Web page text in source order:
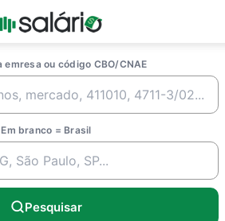
ou código CBO/CNAE
Em branco = Brasil
Pesquisar